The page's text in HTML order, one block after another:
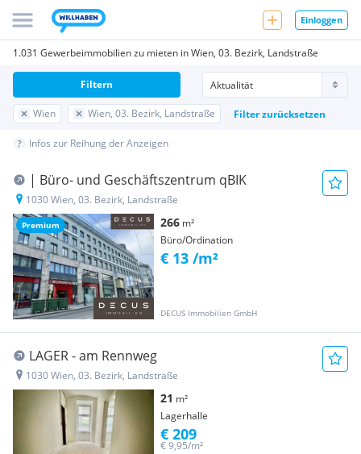
Einloggen
1.031 Gewerbeimmobilien zu mieten in Wien, 03. Bezirk, Landstraße
Wien Wien, 03. Bezirk, Landstraße Filter zurücksetzen
Filtern
Infos zur Reihung der Anzeigen
Premium
| Büro- und Geschäftszentrum qBIK
1030 Wien, 03. Bezirk, Landstraße
266 m²
Büro/Ordination
DECUS Immobilien GmbH
€ 13 /m²
LAGER - am Rennweg
1030 Wien, 03. Bezirk, Landstraße
21 m²
Lagerhalle
€ 9,95/m²
€ 209